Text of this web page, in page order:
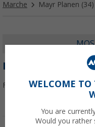
Marche Mayr Planen (34)
MAYR PLANEN
Filtrare per:WELCOME TO
You are
Would you rather